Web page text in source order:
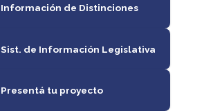
Información de Distinciones
Sist. de Información Legislativa
Presentá tu proyecto